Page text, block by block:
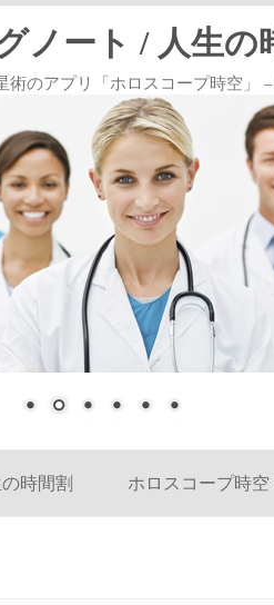
ノート / 人生の
のアプリ「ホロスコープ時空」 –
の時間割 ホロスコープ時空